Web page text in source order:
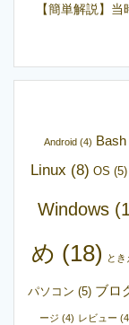
【簡単解説】
Android (4) Bash
Linux (8) OS (5)
Windows
め (18) とき
パソコン (5) ブロ
ージ (4) レビュー